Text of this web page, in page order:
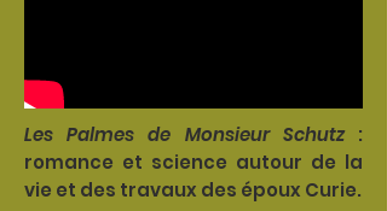
Les Palmes de Monsieur Schutz:
romance et science autour de la
vie et des travaux des époux Curie.